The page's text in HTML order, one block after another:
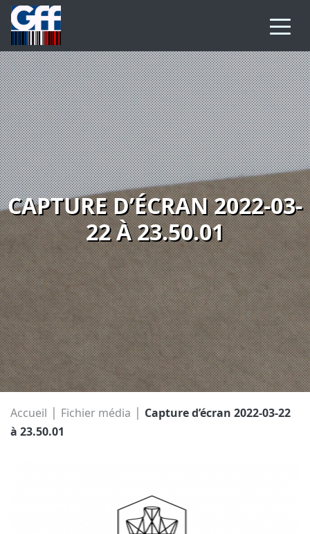
CAPTURE D’ÉCRAN 2022-03-
22 À 23.50.01
Accueil | Fichier média | Capture d’écran 2022-03-22
à 23.50.01